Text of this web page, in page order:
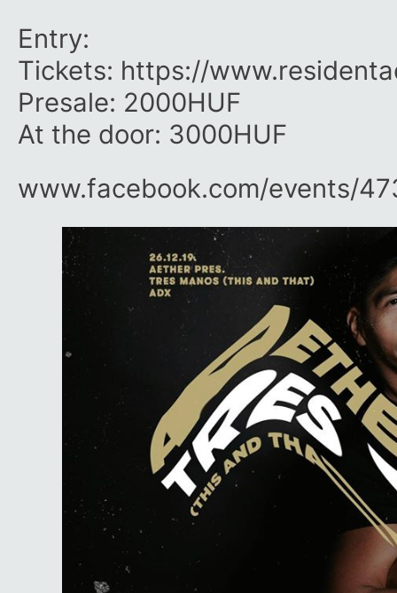
Entry:
Tickets: https://
Presale: 2000HUF
At the door: 3000HUF
www.facebook.com/​events/​